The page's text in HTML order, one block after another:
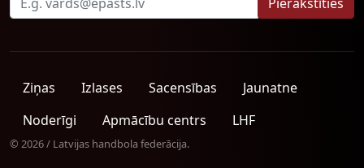
Ziņas Izlases Sacensības
Jaunatne
Noderīgi
Apmācību centrs LHF
© 2026 / Latvijas handbola federācija.